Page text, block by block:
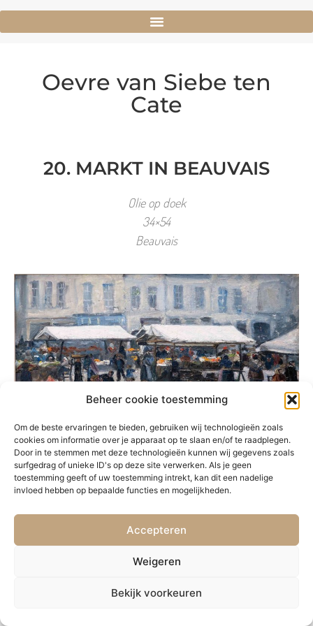
Beheer cookie toestemming
Om de beste ervaringen te bieden, gebruiken wij technologieën zoals
cookies om informatie over je apparaat op te slaan en/of te raadplegen.
Door in te stemmen met deze technologieën kunnen wij gegevens zoals
surfgedrag of unieke ID's op deze site verwerken. Als je geen
toestemming geeft of uw toestemming intrekt, kan dit een nadelige
invloed hebben op bepaalde functies en mogelijkheden.
Accepteren
Weigeren
Bekijk voorkeuren
Oevre van Siebe ten
Cate
20. MARKT IN BEAUVAIS
Olie op doek
34×54
Beauvais
19. Notre-Dame 21. Strand in Normandië